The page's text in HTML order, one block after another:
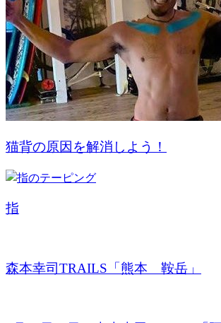
猫背の原因を解消しよう！
指
森本幸司TRAILS「熊本 鞍岳」